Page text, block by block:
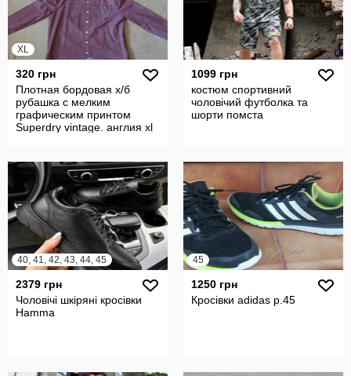
XL
320 грн
Плотная бордовая х/б
рубашка с мелким
графическим принтом
Superdry vintage. англия xl
1099 грн
костюм спортивний
чоловічий футболка та
шорти помста
40, 41, 42, 43, 44, 45
2379 грн
Чоловічі шкіряні кросівки
Hamma
45
1250 грн
Кросівки adidas р.45